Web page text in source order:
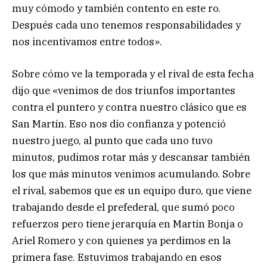
muy cómodo y también contento en este ro.
Después cada uno tenemos responsabilidades y
nos incentivamos entre todos».
Sobre cómo ve la temporada y el rival de esta fecha
dijo que «venimos de dos triunfos importantes
contra el puntero y contra nuestro clásico que es
San Martín. Eso nos dio confianza y potenció
nuestro juego, al punto que cada uno tuvo
minutos, pudimos rotar más y descansar también
los que más minutos venimos acumulando. Sobre
el rival, sabemos que es un equipo duro, que viene
trabajando desde el prefederal, que sumó poco
refuerzos pero tiene jerarquía en Martin Bonja o
Ariel Romero y con quienes ya perdimos en la
primera fase. Estuvimos trabajando en esos